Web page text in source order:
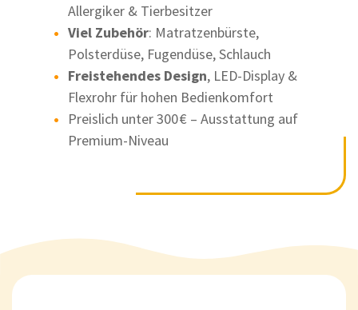
Allergiker & Tierbesitzer
Viel Zubehör: Matratzenbürste,
Polsterdüse, Fugendüse, Schlauch
Freistehendes Design, LED-Display &
Flexrohr für hohen Bedienkomfort
Preislich unter 300 € – Ausstattung auf
Premium-Niveau